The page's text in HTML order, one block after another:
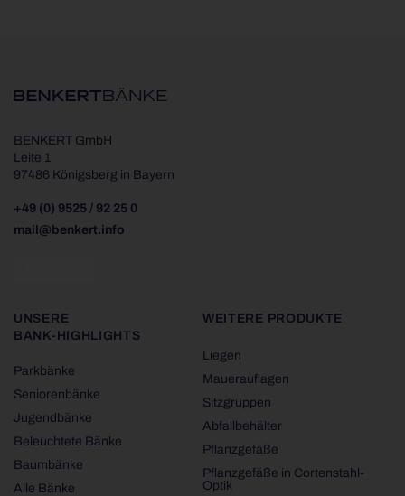
BENKERT GmbH
Leite 1
97486 Königsberg in Bayern
+49 (0) 9525 / 92 25 0
mail@benkert.info
UNSERE
BANK-HIGHLIGHTS
Parkbänke
Seniorenbänke
Jugendbänke
Beleuchtete Bänke
Baumbänke
Alle Bänke
WEITERE PRODUKTE
Liegen
Mauerauflagen
Sitzgruppen
Abfallbehälter
Pflanzgefäße
Pflanzgefäße in Cortenstahl-
Optik